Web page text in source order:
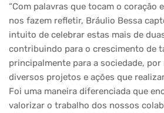
“Com palavras que tocam o coração
nos fazem refletir, Bráulio Bessa
intuito de celebrar estas mais de
contribuindo para o crescimento de
principalmente para a sociedade, por
diversos projetos e ações que
Foi uma maneira diferenciada que
valorizar o trabalho dos nossos